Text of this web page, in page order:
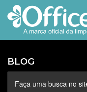
BLOG